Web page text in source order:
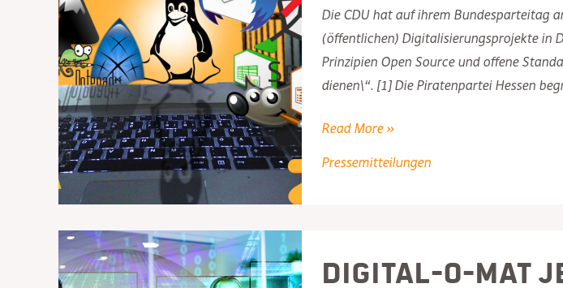
Die CDU hat auf ihrem Bundesparteitag
(öffentlichen) Digitalisierungsprojekte in
Prinzipien Open Source und offene
dienen\“. [1] Die Piratenpartei Hessen
Wir
an
Read More »
Pressemitteilungen
Digital-O-Mat